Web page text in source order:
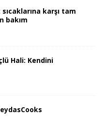
karşı tam
bakım
Hali: Kendini